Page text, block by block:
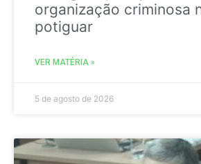
organização criminosa
potiguar
VER MATÉRIA »
5 de agosto de 2026